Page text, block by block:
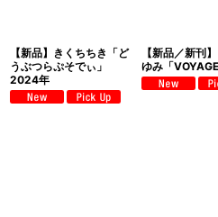
【新品】きくちちき「ど
うぶつらぷそでぃ」
2024年
【新品／新刊
ゆみ「VOYAGE